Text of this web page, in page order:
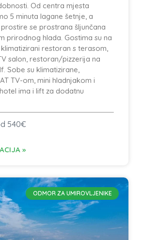
Od centra mjesta
5 minuta lagane šetnje, a
se prostrana šljunčana
prirodnog hlada. Gostima su na
restoran s terasom,
salon, restoran/pizzerija na
Sobe su klimatizirane,
TV-om, mini hladnjakom i
ima i lift za dodatnu
540€
»
ODMOR ZA UMIROVLJENIKE